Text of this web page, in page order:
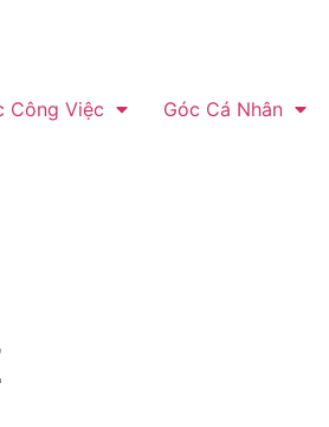
Công Việc Góc Cá Nhân